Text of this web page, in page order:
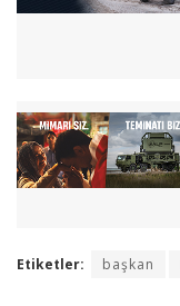
Etiketler: başkan